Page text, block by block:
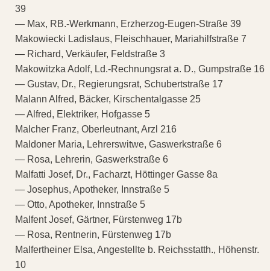
39
— Max, RB.-Werkmann, Erzherzog-Eugen-Straße 39
Makowiecki Ladislaus, Fleischhauer, Mariahilfstraße 7
— Richard, Verkäufer, Feldstraße 3
Makowitzka Adolf, Ld.-Rechnungsrat a. D., Gumpstraße 16
— Gustav, Dr., Regierungsrat, Schubertstraße 17
Malann Alfred, Bäcker, Kirschentalgasse 25
— Alfred, Elektriker, Hofgasse 5
Malcher Franz, Oberleutnant, Arzl 216
Maldoner Maria, Lehrerswitwe, Gaswerkstraße 6
— Rosa, Lehrerin, Gaswerkstraße 6
Malfatti Josef, Dr., Facharzt, Höttinger Gasse 8a
— Josephus, Apotheker, Innstraße 5
— Otto, Apotheker, Innstraße 5
Malfent Josef, Gärtner, Fürstenweg 17b
— Rosa, Rentnerin, Fürstenweg 17b
Malfertheiner Elsa, Angestellte b. Reichsstatth., Höhenstr.
10